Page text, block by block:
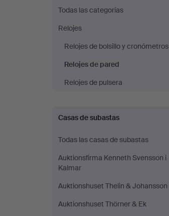
de
pared
en
Höörs
Todas las categorías
Relojes
Relojes de bolsillo y cronómetros
Relojes de pared
Relojes de pulsera
Casas de subastas
Todas las casas de subastas
Auktionsfirma Kenneth Svensson i
Kalmar
Auktionshuset Thelin & Johansson
Auktionshuset Thörner & Ek